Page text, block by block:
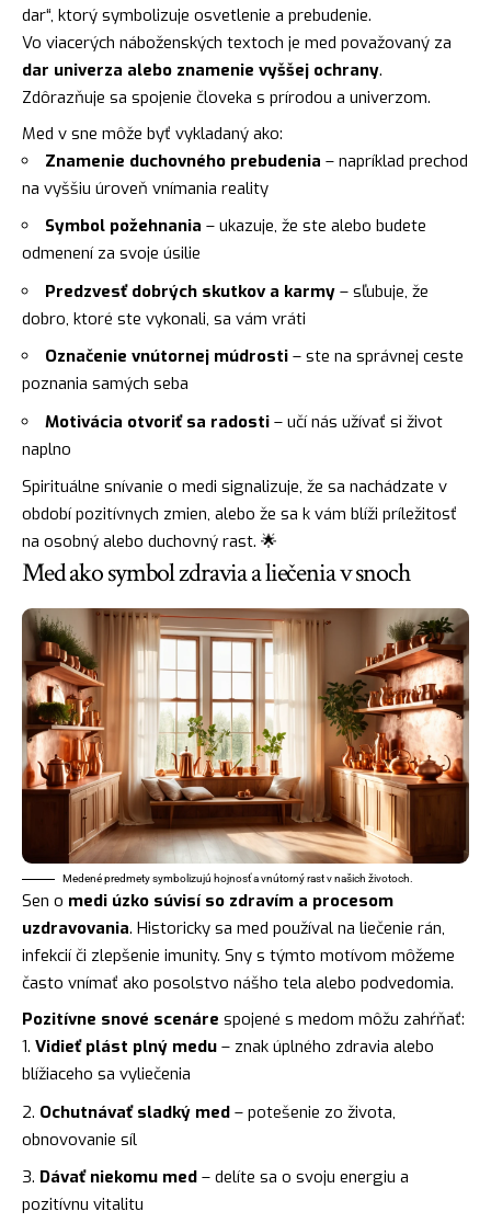
dar“, ktorý symbolizuje osvetlenie a prebudenie.
Vo viacerých náboženských textoch je med považovaný za
dar univerza alebo znamenie vyššej ochrany.
Zdôrazňuje sa spojenie človeka s prírodou a univerzom.
Med v sne môže byť vykladaný ako:
Znamenie duchovného prebudenia – napríklad prechod
na vyššiu úroveň vnímania reality
Symbol požehnania – ukazuje, že ste alebo budete
odmenení za svoje úsilie
Predzvesť dobrých skutkov a karmy – sľubuje, že
dobro, ktoré ste vykonali, sa vám vráti
Označenie vnútornej múdrosti – ste na správnej ceste
poznania samých seba
Motivácia otvoriť sa radosti – učí nás užívať si život
naplno
Spirituálne snívanie o medi signalizuje, že sa nachádzate v
období pozitívnych zmien, alebo že sa k vám blíži príležitosť
na osobný alebo duchovný rast. 🌟
Med ako symbol zdravia a liečenia v snoch
Medené predmety symbolizujú hojnosť a vnútorný rast v našich životoch.
Sen o medi úzko súvisí so zdravím a procesom
uzdravovania. Historicky sa med používal na liečenie rán,
infekcií či zlepšenie imunity. Sny s týmto motívom môžeme
často vnímať ako posolstvo nášho tela alebo podvedomia.
Pozitívne snové scenáre spojené s medom môžu zahŕňať:
Vidieť plást plný medu – znak úplného zdravia alebo
blížiaceho sa vyliečenia
Ochutnávať sladký med – potešenie zo života,
obnovovanie síl
Dávať niekomu med – delíte sa o svoju energiu a
pozitívnu vitalitu